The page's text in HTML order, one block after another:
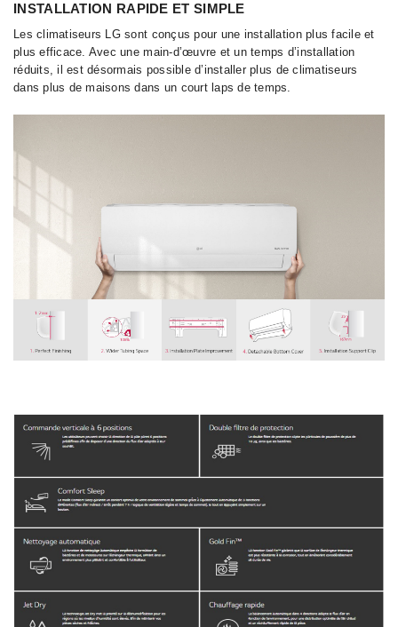
INSTALLATION RAPIDE ET SIMPLE
Les climatiseurs LG sont conçus pour une installation plus facile et
plus efficace. Avec une main-d’œuvre et un temps d’installation
réduits, il est désormais possible d’installer plus de climatiseurs
dans plus de maisons dans un court laps de temps.